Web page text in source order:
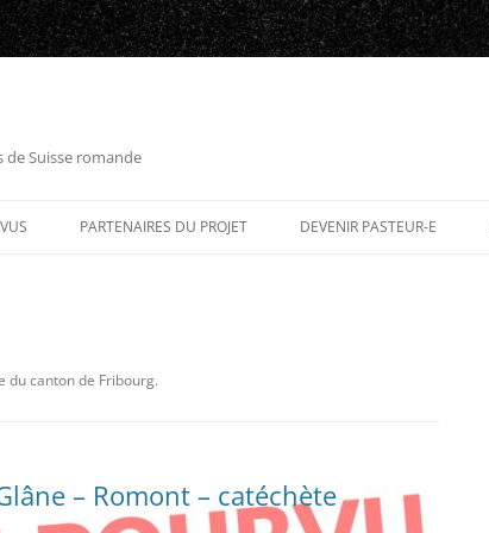
de Suisse romande
PARTENAIRES DU PROJET DEVENIR PASTEUR-E
du canton de Fribourg.
– Romont – catéchète